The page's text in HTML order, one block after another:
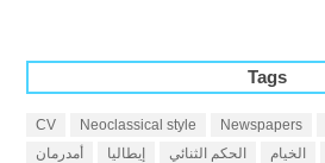
Tags
CV Neoclassical style Newspapers
أمدرمان
إيطاليا الحكم الثنائي الخيام